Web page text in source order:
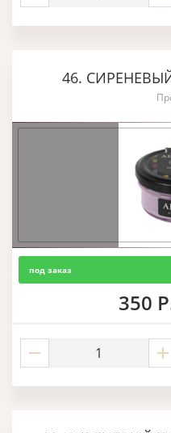
46.
под заказ
350